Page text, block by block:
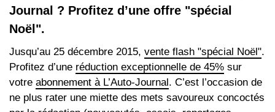
Journal ? Profitez d’une offre "spécial
Noël".
Jusqu’au 25 décembre 2015, vente flash "spécial Noël".
Profitez d’une réduction exceptionnelle de 45% sur
votre abonnement à L’Auto-Journal . C’est l’occasion de
ne plus rater une miette des mets savoureux concoctés